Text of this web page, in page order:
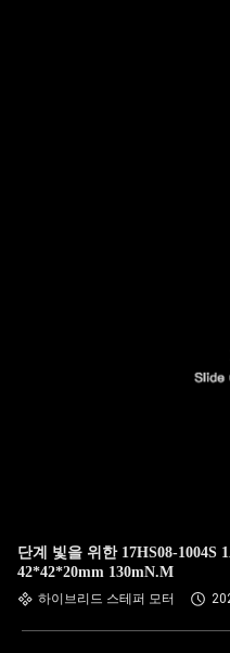
단계 빛을 위한 17HS08-1004S
42*42*20mm 130mN.M
하이브리드 스테퍼 모터